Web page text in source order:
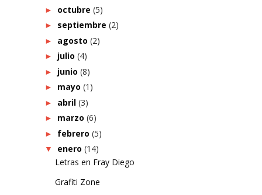
► octubre (5)
► septiembre (2)
► agosto (2)
► julio (4)
► junio (8)
► mayo (1)
► abril (3)
► marzo (6)
► febrero (5)
▼ enero (14)
Letras en Fray Diego
Grafiti Zone